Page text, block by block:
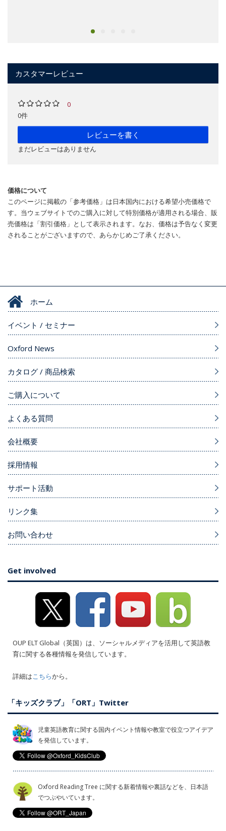
カスタマーレビュー
0
0件
レビューを書く
まだレビューはありません
価格について
このページに掲載の「参考価格」は日本国内における希望小売価格で
す。当ウェブサイトでのご購入に対して特別価格が適用される場合、販
売価格は「割引価格」として表示されます。なお、価格は予告なく変更
されることがございますので、あらかじめご了承ください。
ホーム
イベント / セミナー
Oxford News
カタログ / 商品検索
ご購入について
よくある質問
会社概要
採用情報
サポート活動
リンク集
お問い合わせ
Get involved
OUP ELT Global（英国）は、ソーシャルメディアを活用して英語教
育に関する各種情報を発信しています。
詳細は こちらから。
「キッズクラブ」「ORT」Twitter
児童英語教育に関する国内イベント情報や教室で役立つアイデア
を発信しています。
Oxford Reading Tree に関する新着情報や裏話などを、日本語
でつぶやいています。